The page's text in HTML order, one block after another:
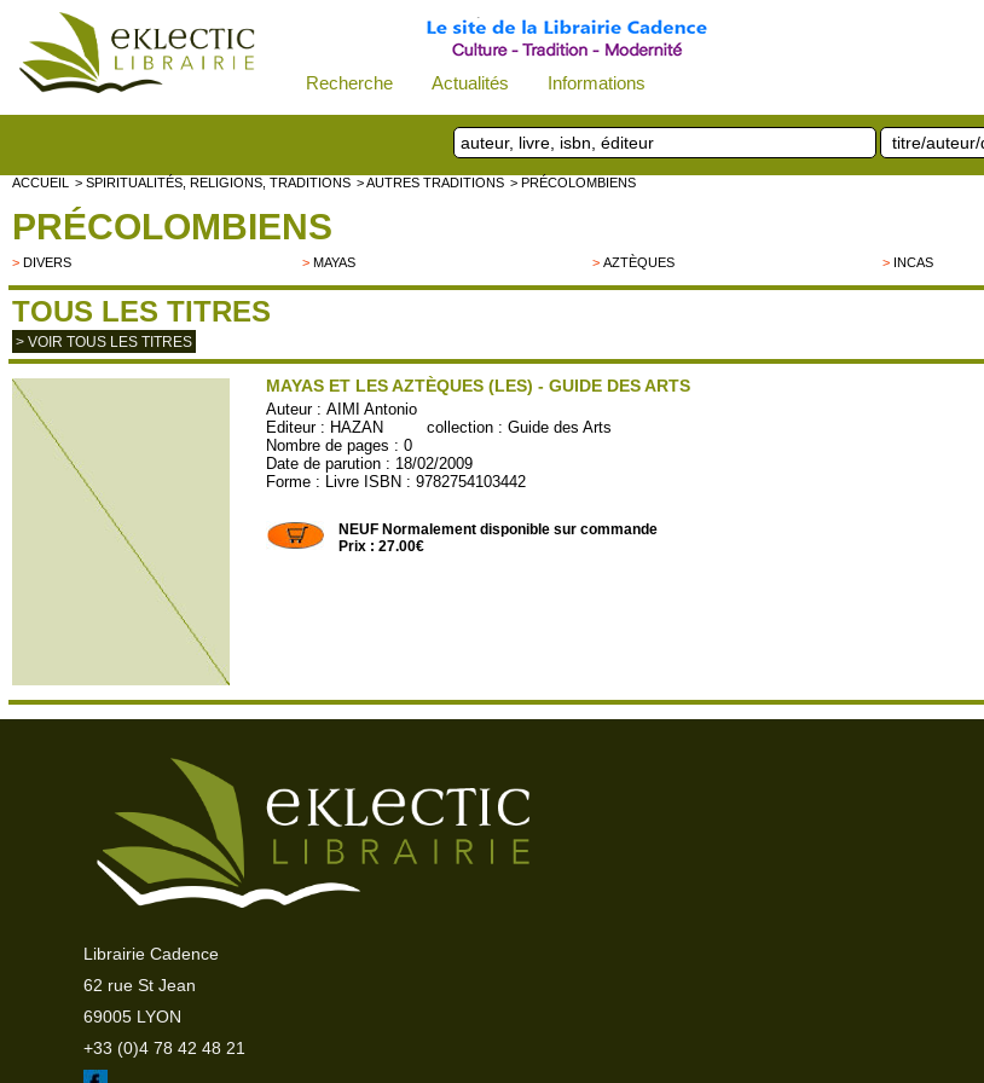
Recherche Actualités Informations
ACCUEIL > SPIRITUALITÉS, RELIGIONS, TRADITIONS > AUTRES TRADITIONS > PRÉCOLOMBIENS
PRÉCOLOMBIENS
> DIVERS >MAYAS >AZTÈQUES > INCAS
TOUS LES TITRES
> VOIR TOUS LES TITRES
MAYAS ET LES AZTÈQUES (LES) - GUIDE DES ARTS
Auteur :AIMI Antonio
Editeur : HAZAN collection :Guide des Arts
Nombre de pages : 0
Date de parution : 18/02/2009
Forme : Livre ISBN : 9782754103442
NEUF Normalement disponible sur commande
Prix : 27.00€
Librairie Cadence
62 rue St Jean
69005 LYON
+33 (0)4 78 42 48 21